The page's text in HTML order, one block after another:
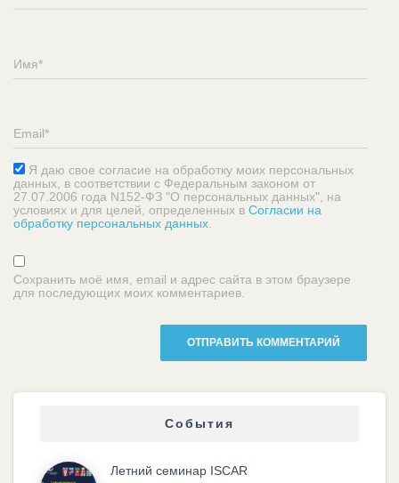
Я даю свое согласие на обработку моих персональных
данных, в соответствии с Федеральным законом от
27.07.2006 года N152-ФЗ "О персональных данных", на
условиях и для целей, определенных в Согласии на
обработку персональных данных
Сохранить моё имя, email и адрес сайта в этом браузере
для последующих моих комментариев.
События
Летний семинар ISCAR